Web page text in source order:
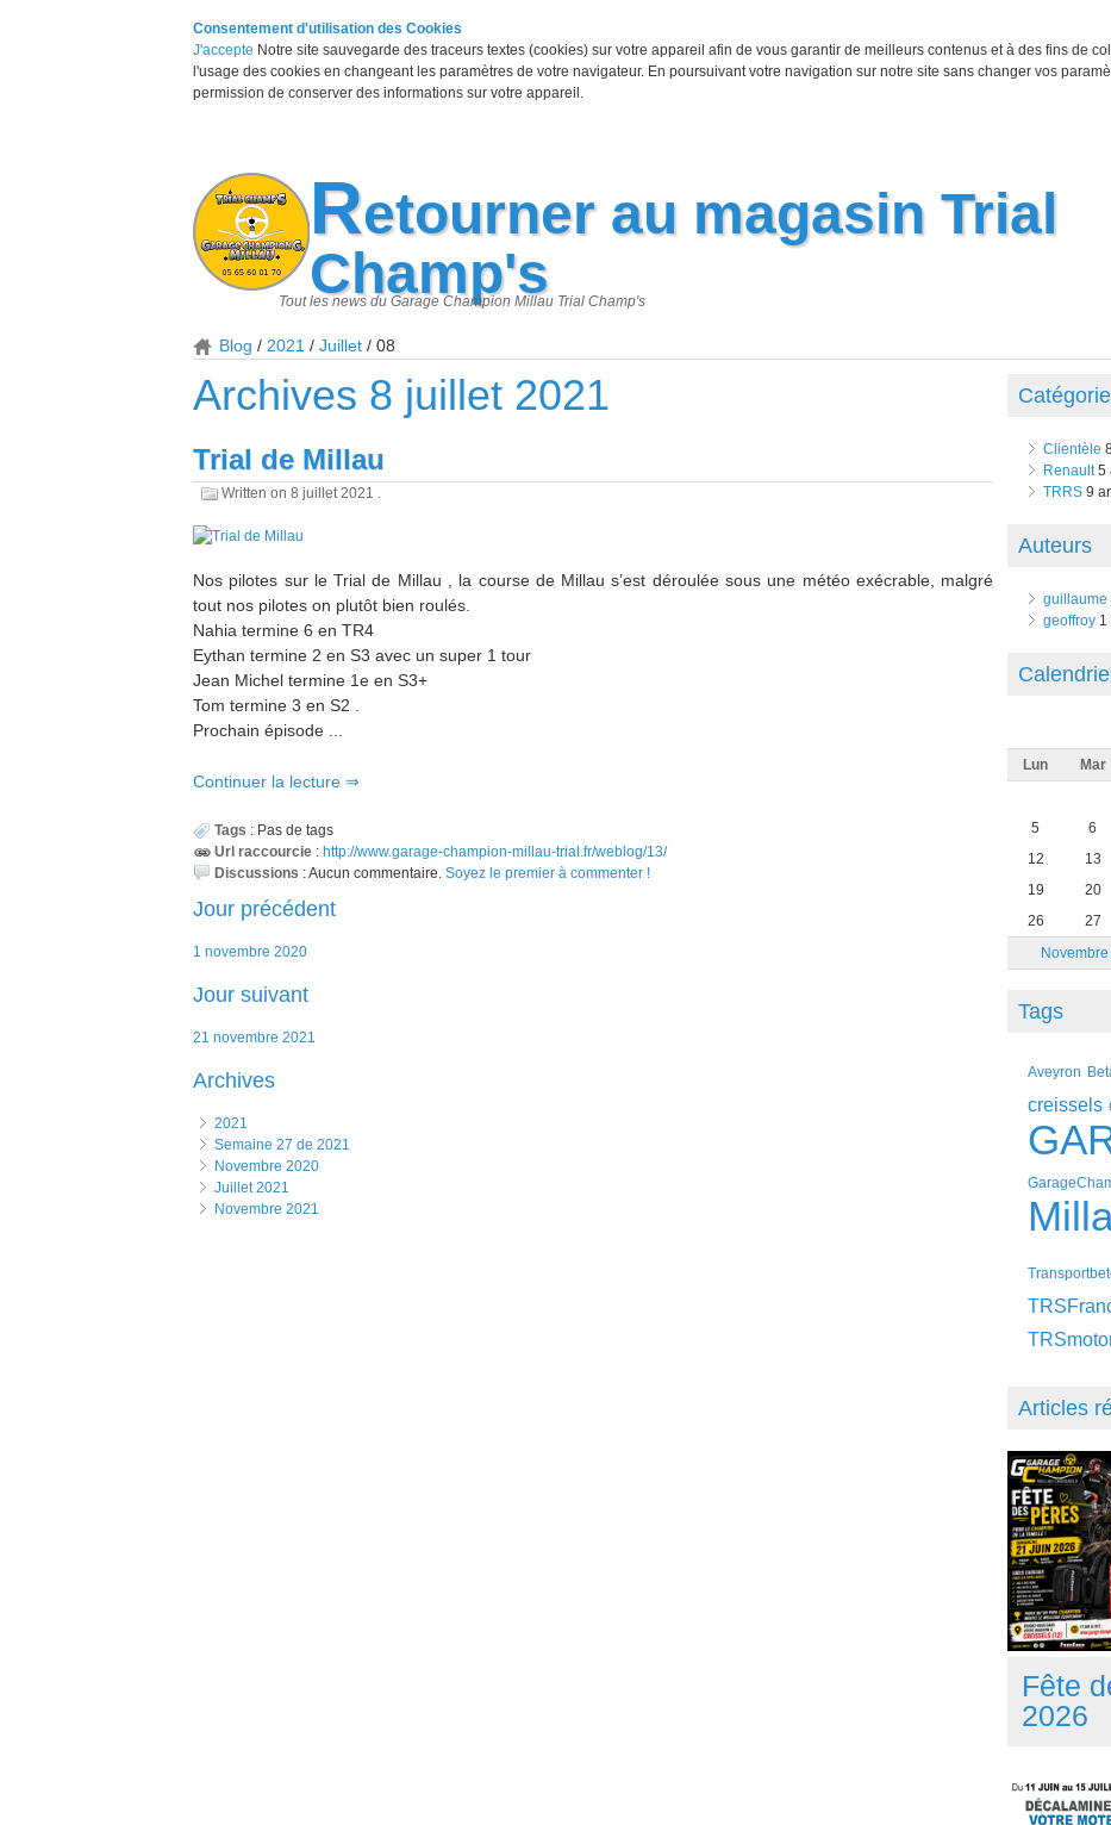
Consentement d'utilisation des Cookies
J'accepte Notre site sauvegarde des traceurs textes (cookies) sur votre appareil afin de vous garantir de meilleurs contenus et à des fins de
l'usage des cookies en changeant les paramètres de votre navigateur. En poursuivant votre navigation sur notre site sans changer vos
permission de conserver des informations sur votre appareil.
Retourner au magasin Trial
Champ's
Tout les news du Garage Champion Millau Trial Champ's
Blog 2021 Juillet 08
Archives 8 juillet 2021
Trial de Millau
Written on 8 juillet 2021 .
Nos pilotes sur le Trial de Millau , la course de Millau s’est déroulée sous une météo exécrable, malgré
tout nos pilotes on plutôt bien roulés.
Nahia termine 6 en TR4
Eythan termine 2 en S3 avec un super 1 tour
Jean Michel termine 1e en S3+
Tom termine 3 en S2 .
Prochain épisode ...
Continuer la lecture
Tags : Pas de tags
Url raccourcie : http://www.garage-champion-millau-trial.fr/weblog/13/
Discussions :Aucun commentaire. Soyez le premier à commenter !
Jour précédent
1 novembre 2020
Jour suivant
21 novembre 2021
Archives
2021
Semaine 27 de 2021
novembre 2020
juillet 2021
novembre 2021
Clientèle
Renault5
TRRS9
Auteurs
guillaume
geoffroy1
Lun
Mar
5
6
12
13
19
20
26
27
Tags
Aveyron
creissels
Articles
Fête
2026